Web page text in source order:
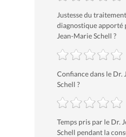
Justesse du
diagnostique apporté
Jean-Marie Schell ?
Confiance dans le Dr.
Schell ?
Temps pris par le Dr.
Schell pendant la